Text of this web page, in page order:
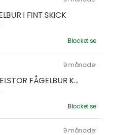
I FINT SKICK
Blocket.se
9 månader
FÅGELBUR K...
Blocket.se
9 månader